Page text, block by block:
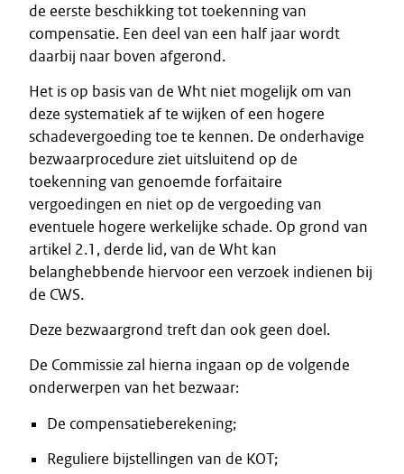
de eerste beschikking tot toekenning van
compensatie. Een deel van een half jaar wordt
daarbij naar boven afgerond.
Het is op basis van de Wht niet mogelijk om van
deze systematiek af te wijken of een hogere
schadevergoeding toe te kennen. De onderhavige
bezwaarprocedure ziet uitsluitend op de
toekenning van genoemde forfaitaire
vergoedingen en niet op de vergoeding van
eventuele hogere werkelijke schade. Op grond van
artikel 2.1, derde lid, van de Wht kan
belanghebbende hiervoor een verzoek indienen bij
de CWS.
Deze bezwaargrond treft dan ook geen doel.
De Commissie zal hierna ingaan op de volgende
onderwerpen van het bezwaar:
De compensatieberekening;
Reguliere bijstellingen van de KOT;